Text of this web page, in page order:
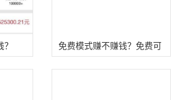
免费模式赚不赚钱？免费可
能是最赚钱的方法！